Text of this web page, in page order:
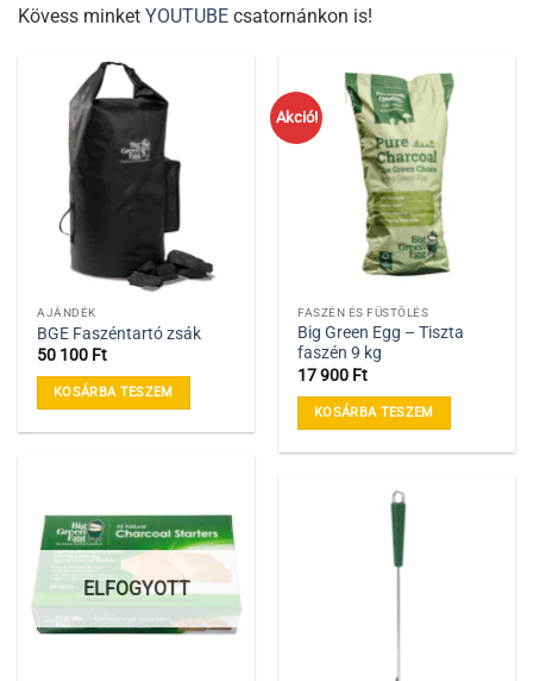
Kövess minket YOUTUBE csatornánkon is!
AJÁNDÉK
BGE Faszéntartó zsák
50 100 Ft
KOSÁRBA TESZEM
Akció!
FASZÉN ÉS FÜSTÖLÉS
Big Green Egg – Tiszta
faszén 9 kg
17 900 Ft
KOSÁRBA TESZEM
ELFOGYOTT